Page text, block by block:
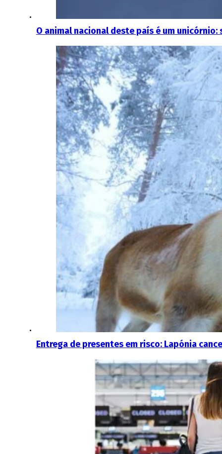
O animal nacional deste país é um
Entrega de presentes em risco: Lapónia